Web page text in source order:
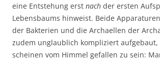
eine Entstehung erst nach der ersten
Lebensbaums hinweist. Beide
der Bakterien und die Archaellen der
zudem unglaublich kompliziert aufgebaut,
scheinen vom Himmel gefallen zu sein: